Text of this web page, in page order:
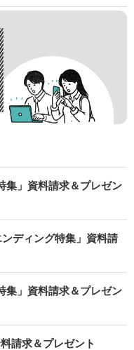
集」資料請求＆プレゼン
ディング特集」資料請
集」資料請求＆プレゼン
請求＆プレゼント